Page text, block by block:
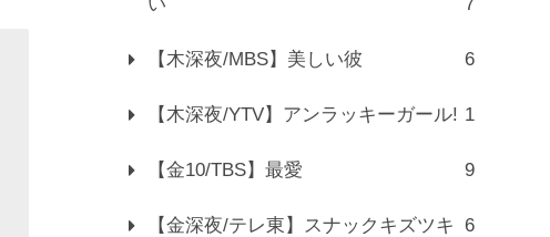
【木深夜/MBS】美しい彼 6
【木深夜/YTV】アンラッキーガール! 1
【金10/TBS】最愛 9
【金深夜/テレ東】スナックキズツキ 6